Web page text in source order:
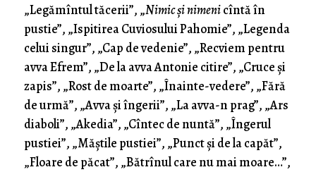
„Legămîntul tăcerii”, „Nimic şi nimenicîntă în
pustie”, „Ispitirea Cuviosului Pahomie”, „Legenda
celui singur”, „Cap de vedenie”, „Recviem pentru
avva Efrem”, „De la avva Antonie citire”, „Cruce şi
zapis”, „Rost de moarte”, „Înainte-vedere”, „Fără
de urmă”, „Avva şi îngerii”, „La avva-n prag”, „Ars
diaboli”, „Akedia”, „Cîntec de nuntă”, „Îngerul
pustiei”, „Măştile pustiei”, „Punct şi de la capăt”,
„Floare de păcat”, „Bătrînul care nu mai moare…”,